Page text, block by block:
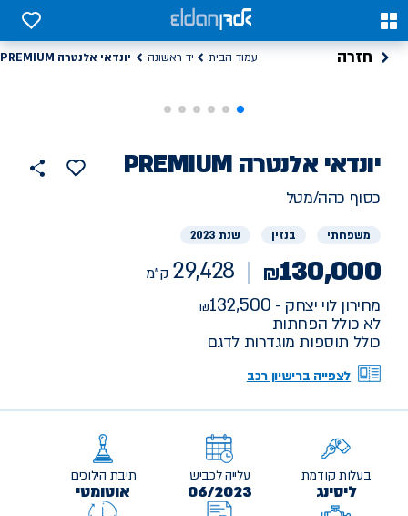
0
0
חזרה עמוד הבית יד ראשונה יונדאי אלנטרה PREMIUM
רכב
יד
יונדאי אלנטרה PREMIUM
29428
הוסף
למועדפים
כסוף כהה/מטל
משפחתי בנזין שנת 2023
₪130,000
29,428 ק"מ
מחירון לוי יצחק - 132,500
לא כולל הפחתות
כולל תוספות מוגדרות לדגם
לצפייה ברישיון רכב
בעלות קודמת
ליסינג
עלייה לכביש
06/2023
תיבת הילוכים
אוטומטי